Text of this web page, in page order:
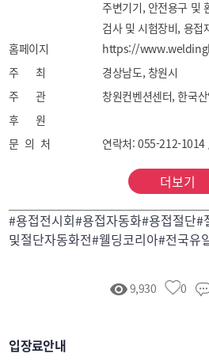
주변기기, 안전용구 및
검사 및 시험장비, 용접
홈페이지
https://
주 최
경상남도, 창원시
주 관
후 원
문 의 처
연락처: 055-212-
더보기
#용접전시회#용접자동화#용접절단#
및절단자동화전#웰딩코리아#전국
9,930 0
입장료안내